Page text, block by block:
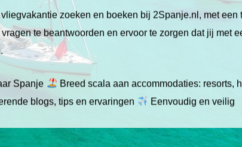
zoeken en boeken bij 2Spanje.nl, met een
te beantwoorden en ervoor te zorgen dat jij met
Spanje
Breed scala aan accommodaties: resorts,
blogs, tips en ervaringen
Eenvoudig en veilig